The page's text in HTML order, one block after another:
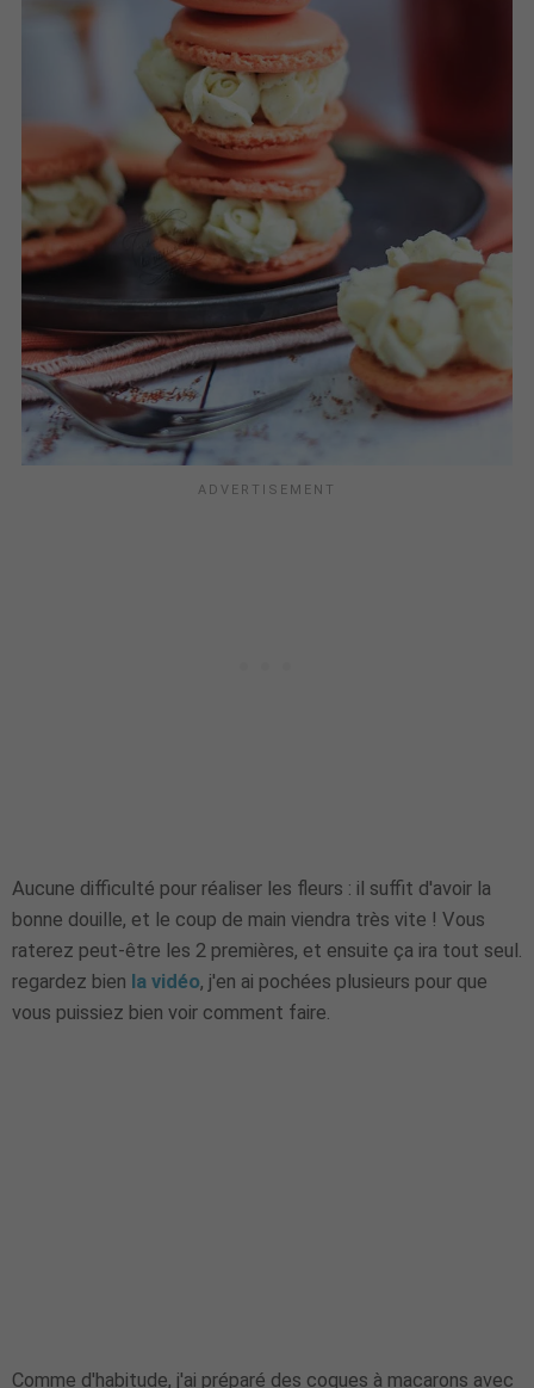
Aucune difficulté pour réaliser les fleurs : il suffit d'avoir la
bonne douille, et le coup de main viendra très vite ! Vous
raterez peut-être les 2 premières, et ensuite ça ira tout seul.
regardez bien la vidéo, j'en ai pochées plusieurs pour que
vous puissiez bien voir comment faire.
Comme d'habitude, j'ai préparé des coques à macarons avec